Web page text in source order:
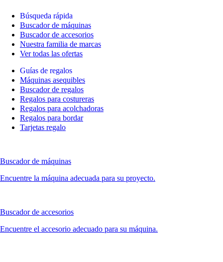
Búsqueda rápida
Buscador de máquinas
Buscador de accesorios
Nuestra familia de marcas
Ver todas las ofertas
Guías de regalos
Máquinas asequibles
Buscador de regalos
Regalos para costureras
Regalos para acolchadoras
Regalos para bordar
Tarjetas regalo
Buscador de máquinas
Encuentre la máquina adecuada para su proyecto.
Buscador de accesorios
Encuentre el accesorio adecuado para su máquina.